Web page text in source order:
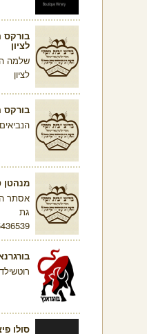
בורקס
לציון
לציון
בורקס
הנביאים 3, בת
מנהטן
גת
רוטשילד 45, ראשון
סולו